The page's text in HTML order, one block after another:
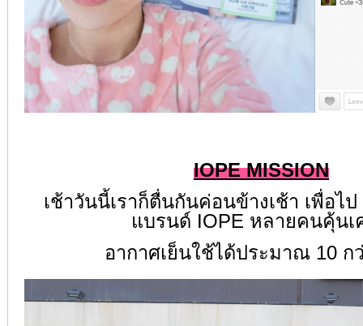
IOPE MISSION
เช้าวันนี้เราก็ตื่นกันค่อนข้างเช้า เพื่อไ
แบรนด์ IOPE หลายคนคุ้นเ
อากาศเย็นใช้ได้ประมาณ 10 ก